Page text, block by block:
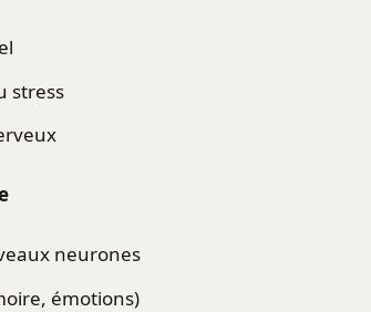
stress
neurones
émotions)